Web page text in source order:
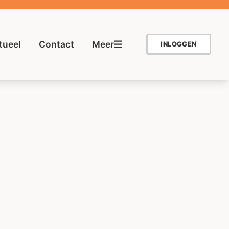
Contact Meer INLOGGEN